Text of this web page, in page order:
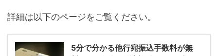
詳細は以下のページをご覧ください。
5分で分かる他行宛振込手数料が無